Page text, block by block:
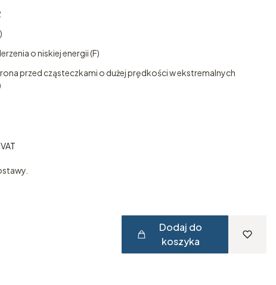
o niskiej energii (F)
przed cząsteczkami o dużej prędkości w ekstremalnych
VAT
Dodaj do
koszyka